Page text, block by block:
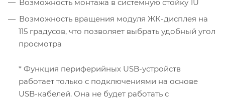
Возможность монтажа в системную стойку 1U
Возможность вращения модуля ЖК-дисплея на
115 градусов, что позволяет выбрать удобный угол
просмотра
* Функция периферийных USB-устройств
работает только с подключениями на основе
USB-кабелей. Она не будет работать с